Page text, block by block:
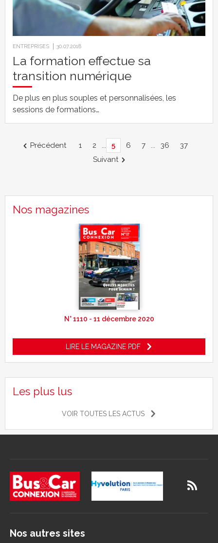
ENTREPRISES 30.07.2018
La formation effectue sa
transition numérique
De plus en plus souples et personnalisées, les
sessions de formations…
Précédent 1 2 ... 5 6 7 ... 36
37
Suivant
Nos magazines
N° 1110 - 11 décembre 2020
LIRE LE MAGAZINE PDF
Les plus lus
VOIR TOUTES LES ACTUS
Nos autres sites